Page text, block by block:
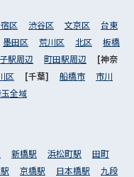
区 渋谷区 文京区
台東
墨田区 荒川区 北区
板橋
駅周辺 町田駅周辺
[神奈
区 [千葉] 船橋市
市川
全域
新橋駅 浜松町駅
田町
京橋駅 日本橋駅
九段